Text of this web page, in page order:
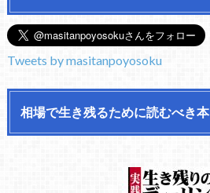
Tweets by masitanpoyosoku
相場で生き残るために読むべき本